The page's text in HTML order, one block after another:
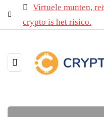
Virtuele munten,
crypto is het risico.